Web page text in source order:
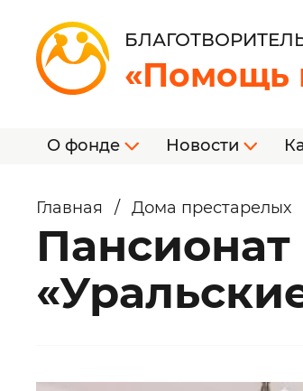
«Помощь
О фонде Новости
Главная / Дома престарелых